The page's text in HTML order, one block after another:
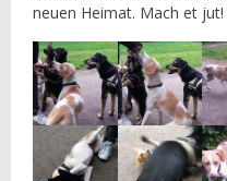
neuen Heimat. Mach et jut!